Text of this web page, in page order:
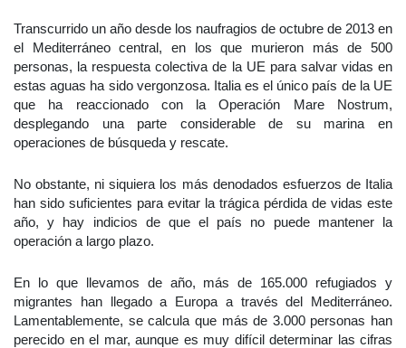
Transcurrido un año desde los naufragios de octubre de 2013 en
el Mediterráneo central, en los que murieron más de 500
personas, la respuesta colectiva de la UE para salvar vidas en
estas aguas ha sido vergonzosa. Italia es el único país de la UE
que ha reaccionado con la Operación Mare Nostrum,
desplegando una parte considerable de su marina en
operaciones de búsqueda y rescate.
No obstante, ni siquiera los más denodados esfuerzos de Italia
han sido suficientes para evitar la trágica pérdida de vidas este
año, y hay indicios de que el país no puede mantener la
operación a largo plazo.
En lo que llevamos de año, más de 165.000 refugiados y
migrantes han llegado a Europa a través del Mediterráneo.
Lamentablemente, se calcula que más de 3.000 personas han
perecido en el mar, aunque es muy difícil determinar las cifras